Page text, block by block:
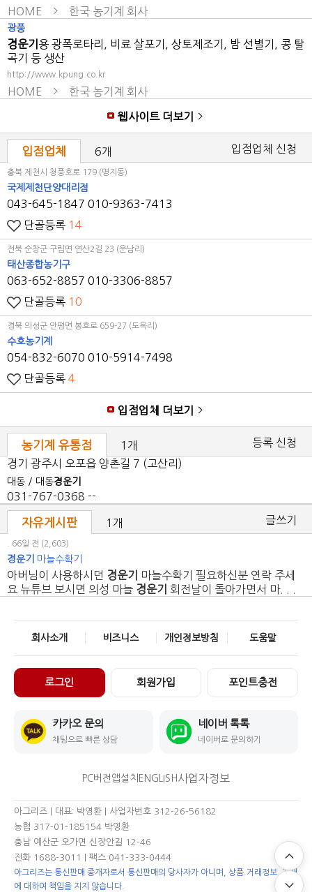
HOME 한국 농기계 회사
광풍
경운기 용 광폭로타리, 비료 살포기, 상토제조기, 밤 선별기, 콩 탈
곡기 등 생산
http://www.kpung.co.kr
HOME 한국 농기계 회사
웹사이트 더보기
입점업체 6개 입점업체 신청
충북 제천시 청풍호로 179 (명지동)
국제제천단양대리점
043-645-1847 010-9363-7413
단골등록 14
전북 순창군 구림면 연산2길 23 (운남리)
태산종합농기구
063-652-8857 010-3306-8857
단골등록 10
경북 의성군 안평면 봉호로 659-27 (도옥리)
수호농기계
054-832-6070 010-5914-7498
단골등록 4
입점업체 더보기
농기계 유통점 1개
등록 신청
경기 광주시 오포읍 양촌길 7 (고산리)
대동 / 대동경운기
031-767-0368 --
자유게시판 1개 글쓰기
. 66일 전 (2,603)
경운기 마늘수확기
아버님이 사용하시던 경운기
마늘수확기 필요하신분 연락 주세
요 뉴튜브 보시면 의성 마늘 경운기 회전날이 돌아가면서 마. . .
회사소개 비즈니스 개인정보방침 도움말
로그인 회원가입 포인트충전
카카오 문의
채팅으로 빠른 상담
네이버 톡톡
네이버로 문의하기
PC버전 앱설치 ENGLISH 사업자정보
아그리즈 | 대표: 박영환 | 사업자번호 312-26-56182
농협 317-01-185154 박영환
충남 예산군 오가면 신장안길 12-46
전화 1688-3011
| 팩스 041-333-0444
아그리즈는 통신판매 중개자로서 통신판매의 당사자가 아니며, 상품.거래정보, 거래
에 대하여 책임을 지지 않습니다.